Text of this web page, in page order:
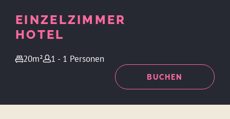
EINZELZIMMER
HOTEL
20m² 1 - 1 Personen
BUCHEN